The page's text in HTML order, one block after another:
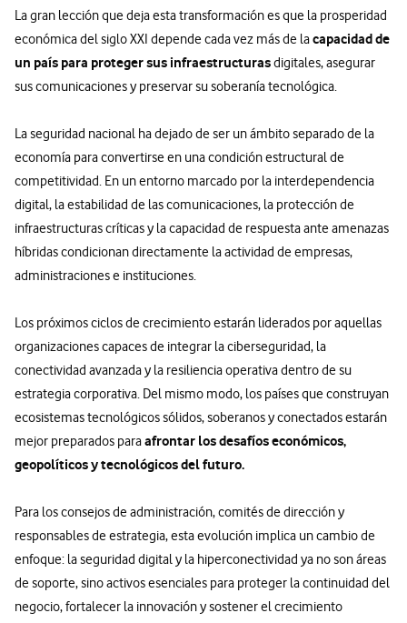
La gran lección que deja esta transformación es que la prosperidad
económica del siglo XXI depende cada vez más de lacapacidad de
un país para proteger sus infraestructurasdigitales, asegurar
sus comunicaciones y preservar su soberanía tecnológica.
La seguridad nacional ha dejado de ser un ámbito separado de la
economía para convertirse en una condición estructural de
competitividad. En un entorno marcado por la interdependencia
digital, la estabilidad de las comunicaciones, la protección de
infraestructuras críticas y la capacidad de respuesta ante amenazas
híbridas condicionan directamente la actividad de empresas,
administraciones e instituciones.
Los próximos ciclos de crecimiento estarán liderados por aquellas
organizaciones capaces de integrar la ciberseguridad, la
conectividad avanzada y la resiliencia operativa dentro de su
estrategia corporativa. Del mismo modo, los países que construyan
ecosistemas tecnológicos sólidos, soberanos y conectados estarán
mejor preparados paraafrontar los desafíos económicos,
geopolíticos y tecnológicos del futuro.
Para los consejos de administración, comités de dirección y
responsables de estrategia, esta evolución implica un cambio de
enfoque: la seguridad digital y la hiperconectividad ya no son áreas
de soporte, sino activos esenciales para proteger la continuidad del
negocio, fortalecer la innovación y sostener el crecimiento